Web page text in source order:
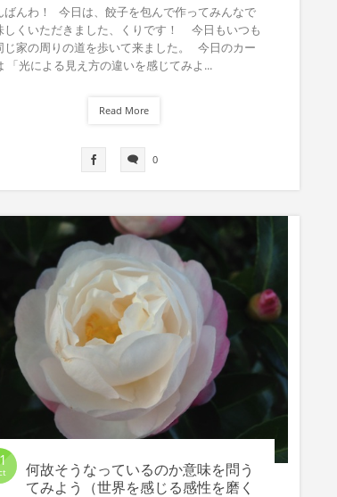
ばんわ！ 今日は、餃子を包んで作ってみんなで
しくいただきました、くりです！ 今日もいつも
じ家の周りの道を歩いて来ました。 今日のカー
「光による見え方の違いを感じてみよ...
Read More
0
何故そうなっているのか意味を問う
てみよう（世界を感じる感性を磨く